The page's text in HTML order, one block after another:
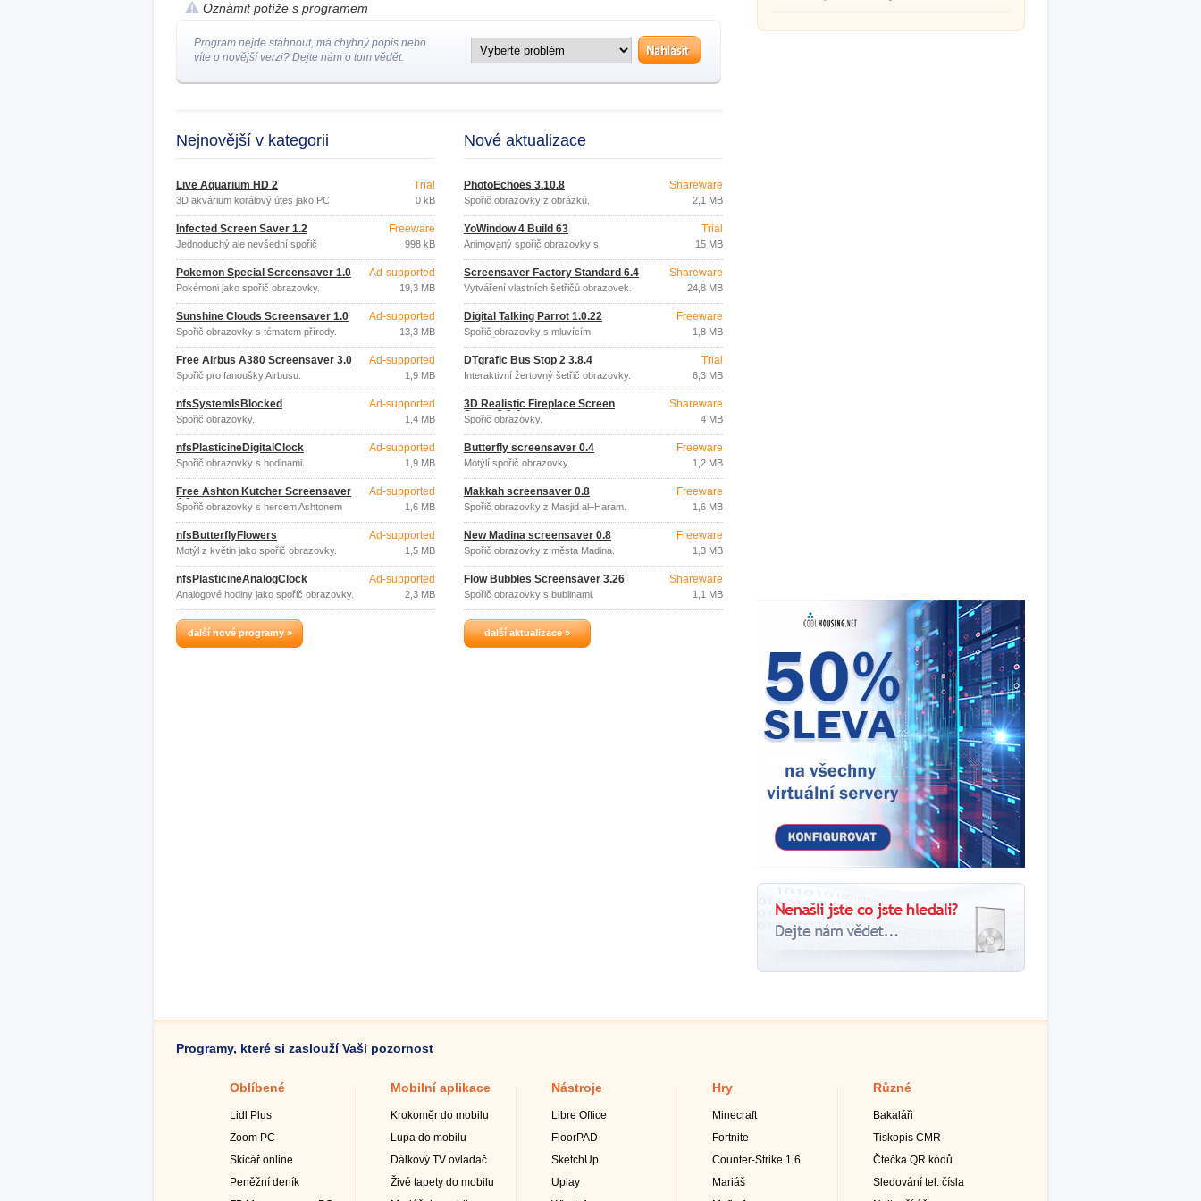
Oznámit potíže s programem
Program nejde stáhnout, má chybný popis nebo
víte o novější verzi? Dejte nám o tom vědět.
Nejnovější v kategorii
Live Aquarium HD 2
3D akvárium korálový útes jako PC
spořič obrazovky
Trial
0 kB
Infected Screen Saver 1.2
Jednoduchý ale nevšední spořič
Freeware
998 kB
Pokemon Special Screensaver 1.0
Pokémoni jako spořič obrazovky.
Ad-supported
19,3 MB
Sunshine Clouds Screensaver 1.0
Spořič obrazovky s tématem přírody.
Ad-supported
13,3 MB
Free Airbus A380 Screensaver 3.0
Spořič pro fanoušky Airbusu.
Ad-supported
1,9 MB
nfsSystemIsBlocked
Spořič obrazovky.
Ad-supported
1,4 MB
nfsPlasticineDigitalClock
Spořič obrazovky s hodinami.
Ad-supported
1,9 MB
Free Ashton Kutcher Screensaver
4.0
Spořič obrazovky s hercem Ashtonem
Ad-supported
1,6 MB
nfsButterflyFlowers
Motýl z květin jako spořič obrazovky.
Ad-supported
1,5 MB
nfsPlasticineAnalogClock
Analogové hodiny jako spořič obrazovky.
Ad-supported
2,3 MB
další nové programy »
Nové aktualizace
PhotoEchoes 3.10.8
Spořič obrazovky z obrázků.
Shareware
2,1 MB
YoWindow 4 Build 63
Animovaný spořič obrazovky s
aktuálním počasím.
Trial
15 MB
Screensaver Factory Standard 6.4
Vytváření vlastních šetřičů obrazovek.
Shareware
24,8 MB
Digital Talking Parrot 1.0.22
Spořič obrazovky s mluvícím
papouškem.
Freeware
1,8 MB
DTgrafic Bus Stop 2 3.8.4
Interaktivní žertovný šetřič obrazovky.
Trial
6,3 MB
3D Realistic Fireplace Screen
Saver 3.9.4
Spořič obrazovky.
Shareware
4 MB
Butterfly screensaver 0.4
Motýlí spořič obrazovky.
Freeware
1,2 MB
Makkah screensaver 0.8
Spořič obrazovky z Masjid al–Haram.
Freeware
1,6 MB
New Madina screensaver 0.8
Spořič obrazovky z města Madina.
Freeware
1,3 MB
Flow Bubbles Screensaver 3.26
Spořič obrazovky s bublinami.
Shareware
1,1 MB
další aktualizace »
Programy, které si zaslouží Vaši pozornost
Oblíbené
Lidl Plus
Zoom PC
Skicář online
Peněžní deník
Mobilní aplikace
Krokoměr do mobilu
Lupa do mobilu
Dálkový TV ovladač
Živé tapety do mobilu
Nástroje
Libre Office
FloorPAD
SketchUp
Uplay
Hry
Minecraft
Fortnite
Counter-Strike 1.6
Mariáš
Různé
Bakaláři
Tiskopis CMR
Čtečka QR kódů
Sledování tel. čísla